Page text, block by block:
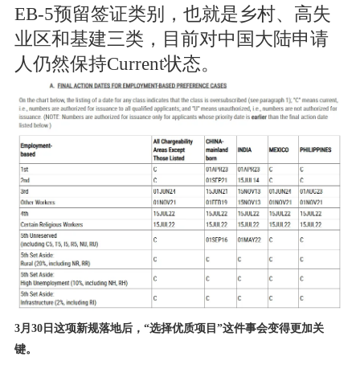
EB-5预留签证类别，也就是乡村、高失
业区和基建三类，目前对中国大陆申请
人仍然保持Current状态。
3月30日这项新规落地后，“选择优质项目”这件事会变得更加关
键。